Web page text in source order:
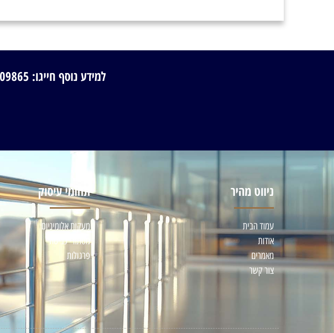
למידע נוסף חייגו: 074-7009865 או מלאו פרטים
ניווט מהיר
עמוד הבית
אודות
מאמרים
צור קשר
תחומי עיסוק
מעקות אלומיניום
מסתורי כביסה
פרגולות